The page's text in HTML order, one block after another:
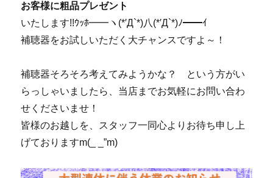
お客様に粗品プレゼント
いたします!!ｳｯﾎ━━ヽ(*′Д`*)八(*′Д`*)ﾉ━━ｲ
補聴器をお試しいただく大チャンスですよ～！
補聴器そろそろ考えてみようかな？ という方がい
らっしゃいましたら、当店までお気軽にお問い合わ
せくださいませ！
皆様のお越しを、スタッフ一同心よりお待ち申し上
げておりますm(_ _”m)